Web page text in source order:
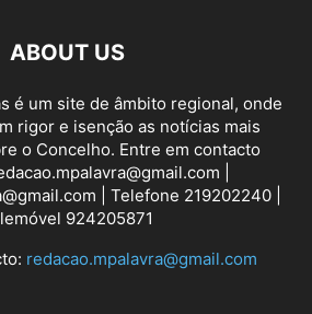
ABOUT US
é um site de âmbito regional, onde
rigor e isenção as notícias mais
o Concelho. Entre em contacto
|
| Telefone 219202240 |
924205871
redacao.mpalavra@gmail.com